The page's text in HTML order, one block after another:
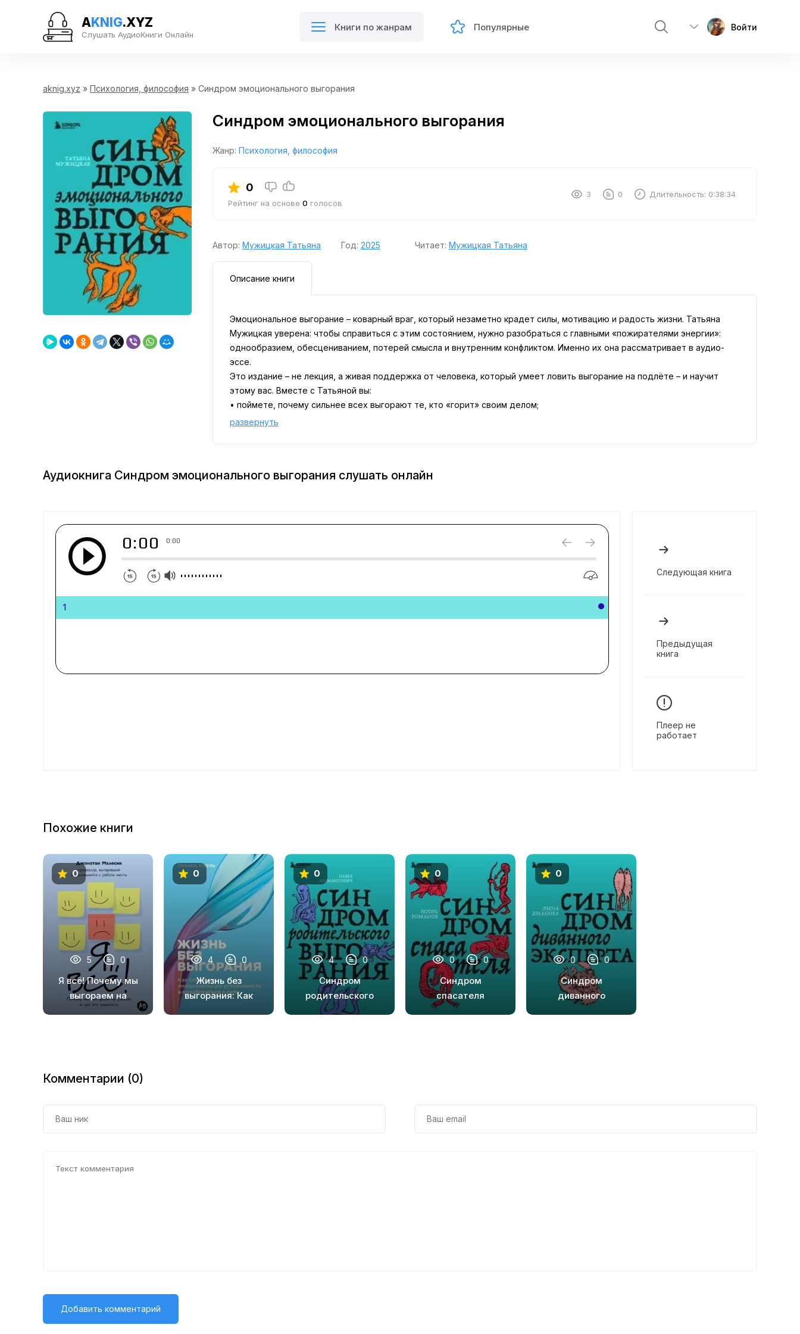
AKNIG.XYZ
Слушать АудиоКниги Онлайн
Книги по жанрам Популярные Войти
aknig.xyz » Психология, философия » Синдром эмоционального выгорания
Синдром эмоционального выгорания
Жанр: Психология, философия
0
Рейтинг на основе 0 голосов
3 0 Длительность: 0:38:34
Автор: Мужицкая Татьяна Год: 2025 Читает: Мужицкая Татьяна
Описание книги
Эмоциональное выгорание – коварный враг, который незаметно крадет силы, мотивацию и радость жизни. Татьяна
Мужицкая уверена: чтобы справиться с этим состоянием, нужно разобраться с главными «пожирателями энергии»:
однообразием, обесцениванием, потерей смысла и внутренним конфликтом. Именно их она рассматривает в аудио-
эссе.
Это издание – не лекция, а живая поддержка от человека, который умеет ловить выгорание на подлёте – и научит
этому вас. Вместе с Татьяной вы:
• поймете, почему сильнее всех выгорают те, кто «горит» своим делом;
• научитесь вовремя замечать скрытые сигналы усталости;
Эта аудиокнига – кнопка перезагрузки. Включите ее, и ваша жизнь заиграет на полную громкость.
синдромов, которые мешают нам жить».
развернуть
Аудиокнига Синдром эмоционального выгорания слушать онлайн
0:00 0:00
1
Следующая книга
Предыдущая
книга
Плеер не
работает
Похожие книги
0
5 0
Я всё! Почему мы
выгораем на
0
4 0
Жизнь без
выгорания: Как
0
4 0
Синдром
родительского
выгорания
0
0 0
Синдром
спасателя
0
0 0
Синдром
диванного
Комментарии (0)